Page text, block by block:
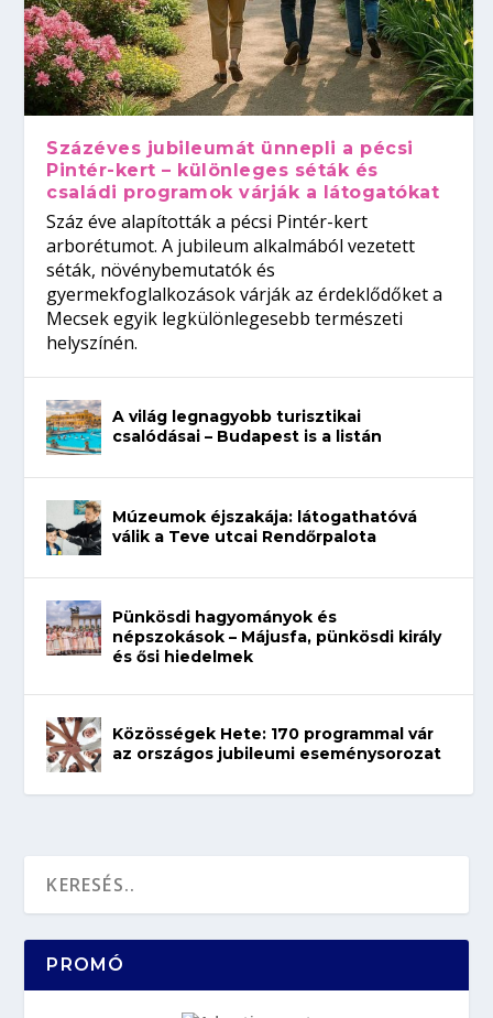
Százéves jubileumát ünnepli a pécsi
Pintér-kert – különleges séták és
családi programok várják a látogatókat
Száz éve alapították a pécsi Pintér-kert
arborétumot. A jubileum alkalmából vezetett
séták, növénybemutatók és
gyermekfoglalkozások várják az érdeklődőket a
Mecsek egyik legkülönlegesebb természeti
helyszínén.
A világ legnagyobb turisztikai
csalódásai – Budapest is a listán
Múzeumok éjszakája: látogathatóvá
válik a Teve utcai Rendőrpalota
Pünkösdi hagyományok és
népszokások – Májusfa, pünkösdi király
és ősi hiedelmek
Közösségek Hete: 170 programmal vár
az országos jubileumi eseménysorozat
PROMÓ